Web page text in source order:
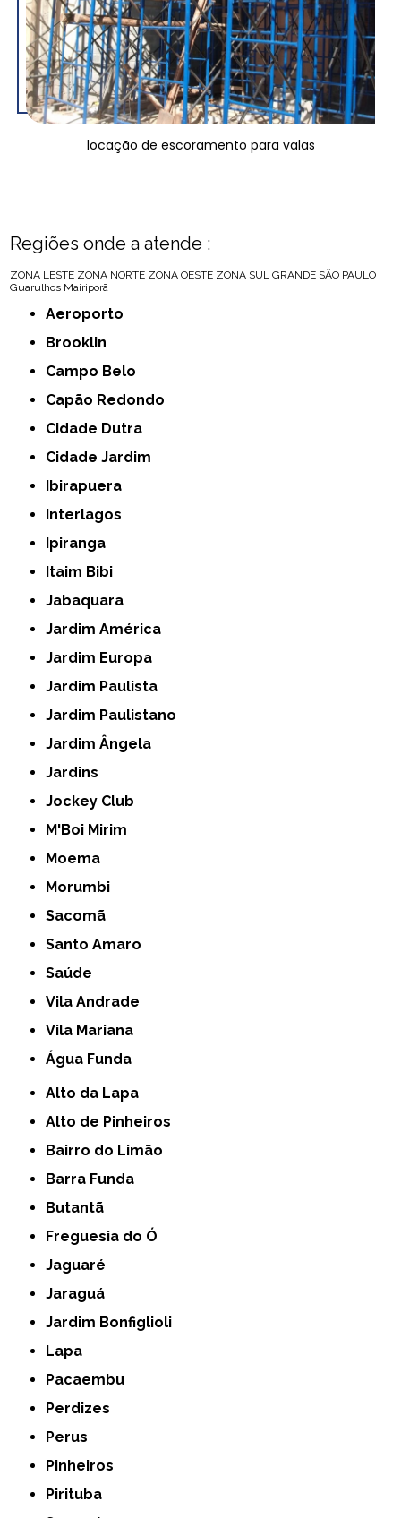
locação de escoramento para valas
Regiões onde a atende :
ZONA LESTE ZONA NORTE ZONA OESTE ZONA SUL GRANDE SÃO PAULO
Guarulhos Mairiporã
Aeroporto
Brooklin
Campo Belo
Capão Redondo
Cidade Dutra
Cidade Jardim
Ibirapuera
Interlagos
Ipiranga
Itaim Bibi
Jabaquara
Jardim América
Jardim Europa
Jardim Paulista
Jardim Paulistano
Jardim Ângela
Jardins
Jockey Club
M'Boi Mirim
Moema
Morumbi
Sacomã
Santo Amaro
Saúde
Vila Andrade
Vila Mariana
Água Funda
Alto da Lapa
Alto de Pinheiros
Bairro do Limão
Barra Funda
Butantã
Freguesia do Ó
Jaguaré
Jaraguá
Jardim Bonfiglioli
Lapa
Pacaembu
Perdizes
Perus
Pinheiros
Pirituba